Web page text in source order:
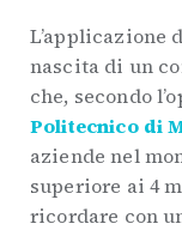
L’applicazione
nascita di un
che, secondo
Politecnico di
aziende nel
superiore ai 4
ricordare con